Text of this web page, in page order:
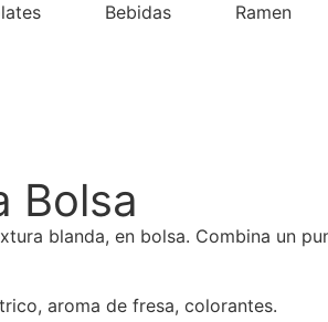
Bebidas Ramen
Bolsa
blanda, en bolsa. Combina un
aroma de fresa, colorantes.